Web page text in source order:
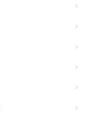
keyboard_arrow_right
keyboard_arrow_right
keyboard_arrow_right
keyboard_arrow_right
keyboard_arrow_right
keyboard_arrow_right